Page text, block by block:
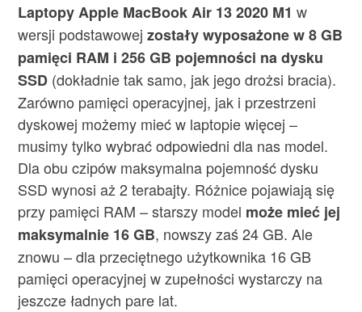
Laptopy Apple MacBook Air 13 2020 M1 w
wersji podstawowej zostały wyposażone w 8 GB
pamięci RAM i 256 GB pojemności na dysku
SSD (dokładnie tak samo, jak jego drożsi bracia).
Zarówno pamięci operacyjnej, jak i przestrzeni
dyskowej możemy mieć w laptopie więcej –
musimy tylko wybrać odpowiedni dla nas model.
Dla obu czipów maksymalna pojemność dysku
SSD wynosi aż 2 terabajty. Różnice pojawiają się
przy pamięci RAM – starszy model może mieć jej
maksymalnie 16 GB, nowszy zaś 24 GB. Ale
znowu – dla przeciętnego użytkownika 16 GB
pamięci operacyjnej w zupełności wystarczy na
jeszcze ładnych pare lat.